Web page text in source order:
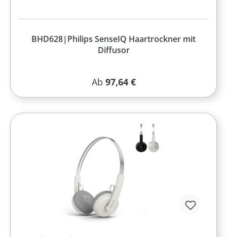
BHD628|Philips SenseIQ Haartrockner mit
Diffusor
Regulärer Preis:
Ab 97,64 €